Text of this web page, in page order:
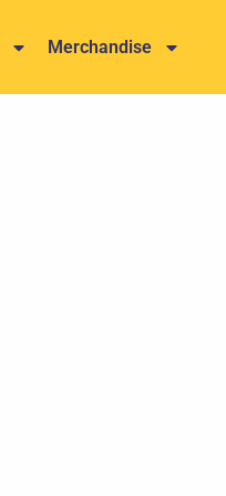
Merchandise